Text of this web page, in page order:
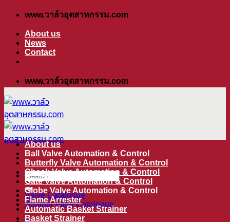
ข้าม
เนื้อหา
www.วาล์วอุตสาหกรรม.com
About us
News
Contact
www.วาล์วอุตสาหกรรม.com
ค้นหา:
Valve Catalogue
Strainer Filter Catalogue
About us
Ball Valve Automation & Control
Butterfly Valve Automation & Control
Check Valve Automation & Control
Gate Valve Automation & Control
Globe Valve Automation & Control
Flame Arrester
Automatic Basket Strainer
Basket Strainer